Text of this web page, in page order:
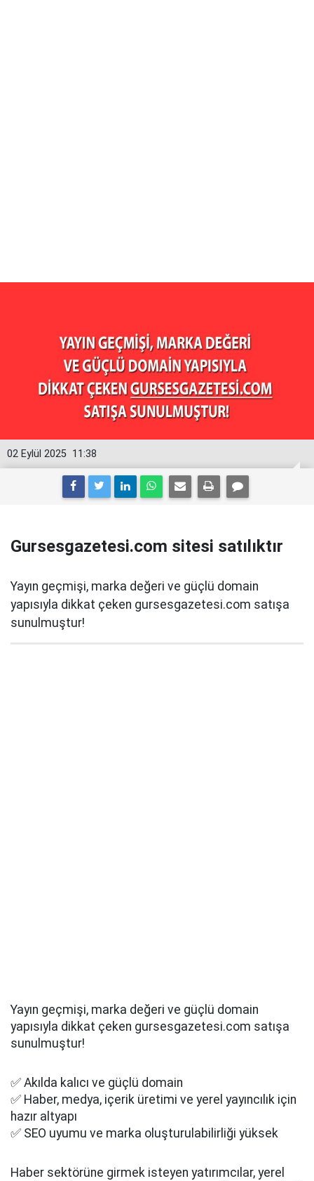
11:38
02 Eylül 2025
Gursesgazetesi.com sitesi satılıktır
Yayın geçmişi, marka değeri ve güçlü domain
yapısıyla dikkat çeken gursesgazetesi.com satışa
sunulmuştur!
Yayın geçmişi, marka değeri ve güçlü domain
yapısıyla dikkat çeken gursesgazetesi.com satışa
sunulmuştur!
✅ Akılda kalıcı ve güçlü domain
✅ Haber, medya, içerik üretimi ve yerel yayıncılık için
hazır altyapı
✅ SEO uyumu ve marka oluşturulabilirliği yüksek
Haber sektörüne girmek isteyen yatırımcılar, yerel